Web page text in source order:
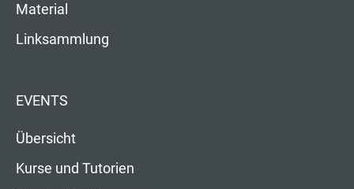
Material
Linksammlung
EVENTS
Übersicht
Kurse und Tutorien